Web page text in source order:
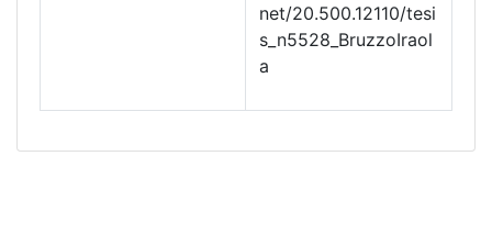
net/20.500.12110/tesi
s_n5528_BruzzoIraol
a